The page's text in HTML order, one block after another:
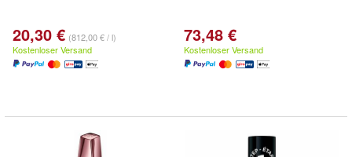
20,30 € (812,00 € / l)
Kostenloser Versand
73,48 €
Kostenloser Versand